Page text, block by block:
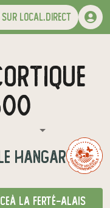
sur local.direct
HANGAR
à La Ferté-Alais